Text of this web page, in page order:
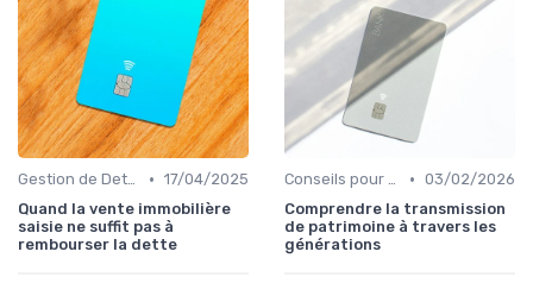
Gestion de Dettes et Crédits • 17/04/2025
Quand la vente immobilière
saisie ne suffit pas à
rembourser la dette
Conseils pour Familles et Couples • 03/02/2026
Comprendre la transmission
de patrimoine à travers les
générations